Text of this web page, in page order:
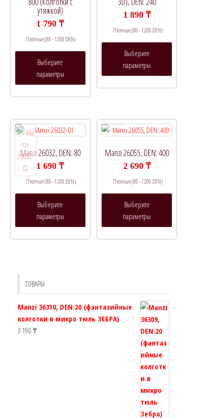
утяжкой)
1 790₸
Плотные (80 - 1200 DEN)
Выберите
параметры
Этот
несколько
можно
выбрать
1 890 ₸
Плотные (80 - 1200 DEN)
Выберите
параметры
выбрать
Manzi 26032, DEN: 80
1 690₸
Плотные (80 - 1200 DEN)
Выберите
параметры
Этот
странице
товара.
Manzi 26055, DEN: 400
2 690 ₸
Плотные (80 - 1200 DEN)
Выберите
параметры
ТОВАРЫ
Manzi 36310, DEN:20 (фантазийные
колготки в микро тюль ЗЕБРА)
3 190 ₸